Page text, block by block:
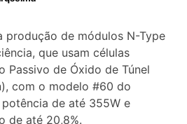
produção de módulos N-Type
que usam células
Passivo de Óxido de Túnel
com o modelo #60 do
de até 355W e
de até 20,8%.